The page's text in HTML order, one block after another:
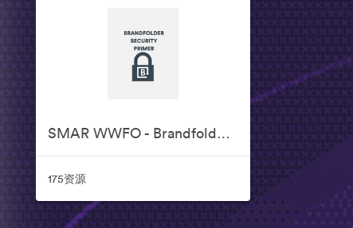
SMAR WWFO - Brandfolder Sales Collateral
175资源